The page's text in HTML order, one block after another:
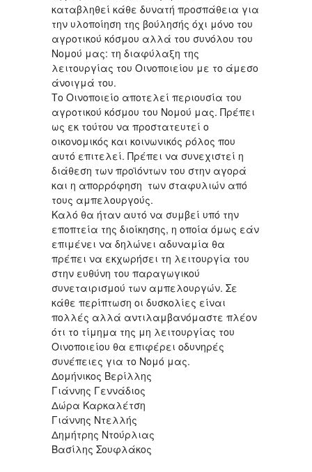
καταβληθεί κάθε δυνατή προσπάθεια για
την υλοποίηση της βούλησής όχι μόνο του
αγροτικού κόσμου αλλά του συνόλου του
Νομού μας: τη διαφύλαξη της
λειτουργίας του Οινοποιείου με το άμεσο
άνοιγμά του.
Το Οινοποιείο αποτελεί περιουσία του
αγροτικού κόσμου του Νομού μας. Πρέπει
ως εκ τούτου να προστατευτεί ο
οικονομικός και κοινωνικός ρόλος που
αυτό επιτελεί. Πρέπει να συνεχιστεί η
διάθεση των προϊόντων του στην αγορά
και η απορρόφηση των σταφυλιών από
τους αμπελουργούς.
Καλό θα ήταν αυτό να συμβεί υπό την
εποπτεία της διοίκησης, η οποία όμως εάν
επιμένει να δηλώνει αδυναμία θα
πρέπει να εκχωρήσει τη λειτουργία του
στην ευθύνη του παραγωγικού
συνεταιρισμού των αμπελουργών. Σε
κάθε περίπτωση οι δυσκολίες είναι
πολλές αλλά αντιλαμβανόμαστε πλέον
ότι το τίμημα της μη λειτουργίας του
Οινοποιείου θα επιφέρει οδυνηρές
συνέπειες για το Νομό μας.
Δομήνικος Βερίλλης
Γιάννης Γεννάδιος
Δώρα Καρκαλέτση
Γιάννης Ντελλής
Δημήτρης Ντούρλιας
Βασίλης Σουφλάκος